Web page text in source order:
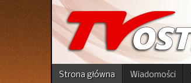
Strona główna Wiadomości